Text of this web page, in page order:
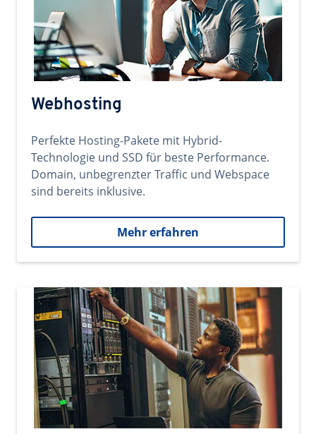
Webhosting
Perfekte Hosting-Pakete mit Hybrid-
Technologie und SSD für beste Performance.
Domain, unbegrenzter Traffic und Webspace
sind bereits inklusive.
Mehr erfahren